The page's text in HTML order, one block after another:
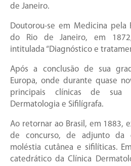
de Janeiro.
Doutorou-se em Medicina pela
do Rio de Janeiro, em
intitulada “Diagnóstico e
Após a conclusão de sua
Europa, onde durante quase
principais clínicas de sua
Dermatologia e Sifilígrafa.
Ao retornar ao Brasil, em 1883,
de concurso, de adjunto da
moléstia cutânea e sifilíticas.
catedrático da Clínica